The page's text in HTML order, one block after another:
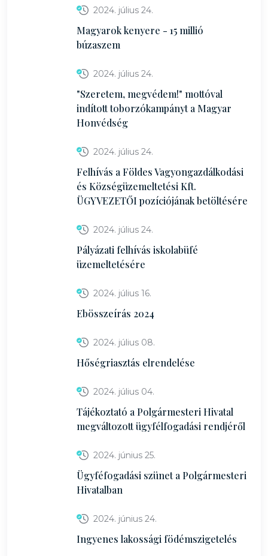
2024. július 24.
Magyarok kenyere - 15 millió
búzaszem
2024. július 24.
"Szeretem, megvédem!" mottóval
indított toborzókampányt a Magyar
Honvédség
2024. július 24.
Felhívás a Földes Vagyongazdálkodási
és Községüzemeltetési Kft.
ÜGYVEZETŐI pozíciójának betöltésére
2024. július 24.
Pályázati felhívás iskolabüfé
üzemeltetésére
2024. július 16.
Ebösszeírás 2024
2024. július 08.
Hőségriasztás elrendelése
2024. július 04.
Tájékoztató a Polgármesteri Hivatal
megváltozott ügyfélfogadási rendjéről
2024. június 25.
Ügyféfogadási szünet a Polgármesteri
Hivatalban
2024. június 24.
Ingyenes lakossági födémszigetelés